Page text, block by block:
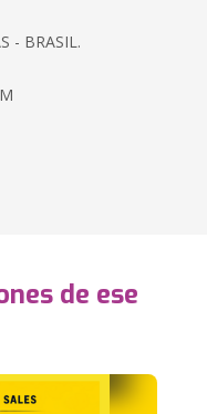
- BRASIL.
de ese